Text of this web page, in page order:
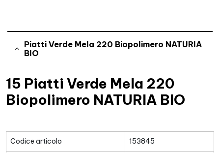
Piatti Verde Mela 220 Biopolimero NATURIA
BIO
15 Piatti Verde Mela 220
Biopolimero NATURIA BIO
Codice articolo 153845